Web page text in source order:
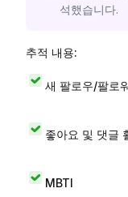
석했습니다.
추적 내용:
새 팔로우/팔로
좋아요 및 댓글
MBTI